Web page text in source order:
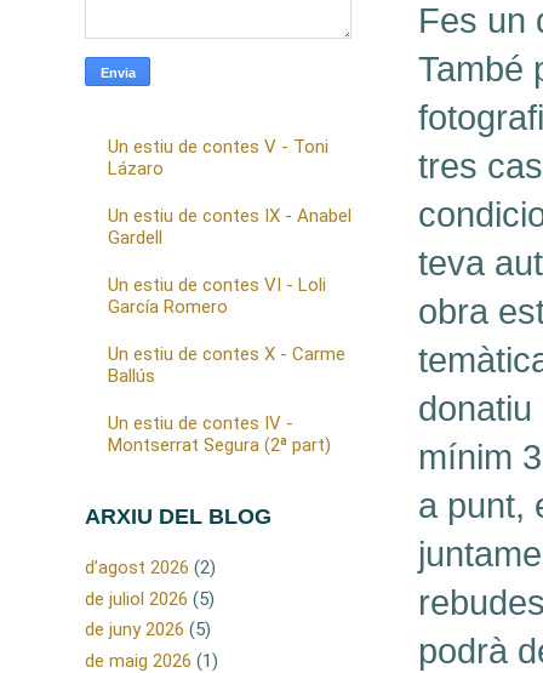
Fes un
També
tres
teva
obra
mínim
a punt,
podrà
Un estiu de contes V - Toni
Lázaro
Un estiu de contes IX - Anabel
Gardell
Un estiu de contes VI - Loli
García Romero
Un estiu de contes X - Carme
Ballús
Un estiu de contes IV -
Montserrat Segura (2ª part)
ARXIU DEL BLOG
d’agost 2026 (2)
de juliol 2026 (5)
de juny 2026 (5)
de maig 2026 (1)